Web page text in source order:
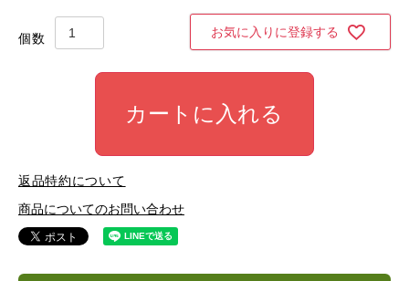
お気に入りに登録する
カートに入れる
返品特約について
商品についてのお問い合わせ